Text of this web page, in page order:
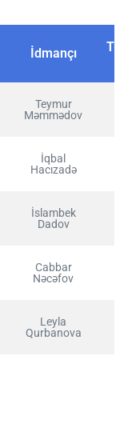
İdmançı
Teymur
Məmmədov
İqbal
Hacızadə
İslambek
Dadov
Cabbar
Nəcəfov
Leyla
Qurbanova